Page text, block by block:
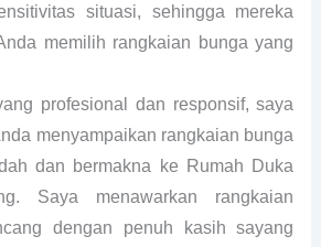
situasi, sehingga mereka
memilih rangkaian bunga yang
profesional dan responsif, saya
menyampaikan rangkaian bunga
dan bermakna ke Rumah Duka
Saya menawarkan rangkaian
dengan penuh kasih sayang